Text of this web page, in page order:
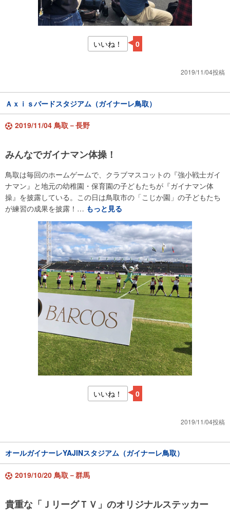
いいね！ 0
2019/11/04投稿
Ａｘｉｓバードスタジアム（ガイナーレ鳥取）
2019/11/04 鳥取－長野
みんなでガイナマン体操！
鳥取は毎回のホームゲームで、クラブマスコットの『強小戦士ガイ
ナマン』と地元の幼稚園・保育園の子どもたちが『ガイナマン体
操』を披露している。この日は鳥取市の「こじか園」の子どもたち
が練習の成果を披露！… もっと見る
いいね！ 0
2019/11/04投稿
オールガイナーレYAJINスタジアム（ガイナーレ鳥取）
2019/10/20 鳥取－群馬
貴重な「ＪリーグＴＶ」のオリジナルステッカー